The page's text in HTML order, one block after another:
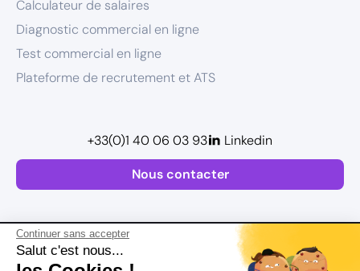
Continuer sans accepter
Salut c'est nous...
Calculateur de salaires
Diagnostic commercial en ligne
Test commercial en ligne
Plateforme de recrutement et ATS
Nous contacter
+33(0)1 40 06 03 93 Linkedin